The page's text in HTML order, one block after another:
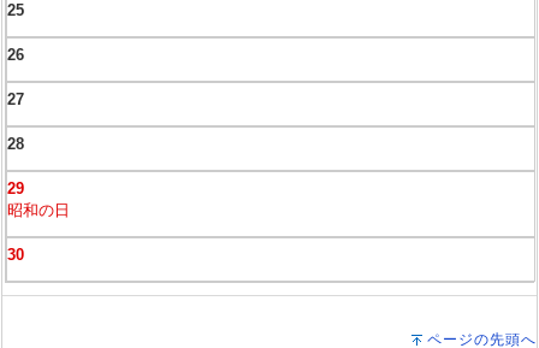
25
26
27
28
29
昭和の日
30
ページの先頭へ